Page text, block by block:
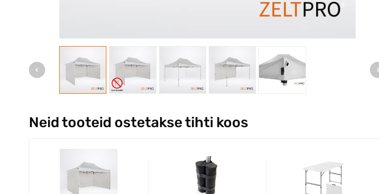
Neid tooteid ostetakse tihti koos